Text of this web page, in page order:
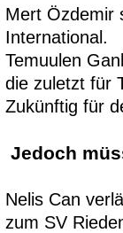
Mert Özdemir
International.
Temuulen
die zuletzt für
Zukünftig für
Jedoch
Nelis Can
zum SV